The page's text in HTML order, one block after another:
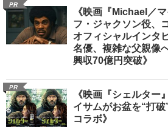
PR
《映画『Michael／
フ・ジャクソン役、
オフィシャルインタ
名優、複雑な父親像
興収70億円突破》
PR
《映画『シェルター
イサムがお盆を“打破
コラボ》